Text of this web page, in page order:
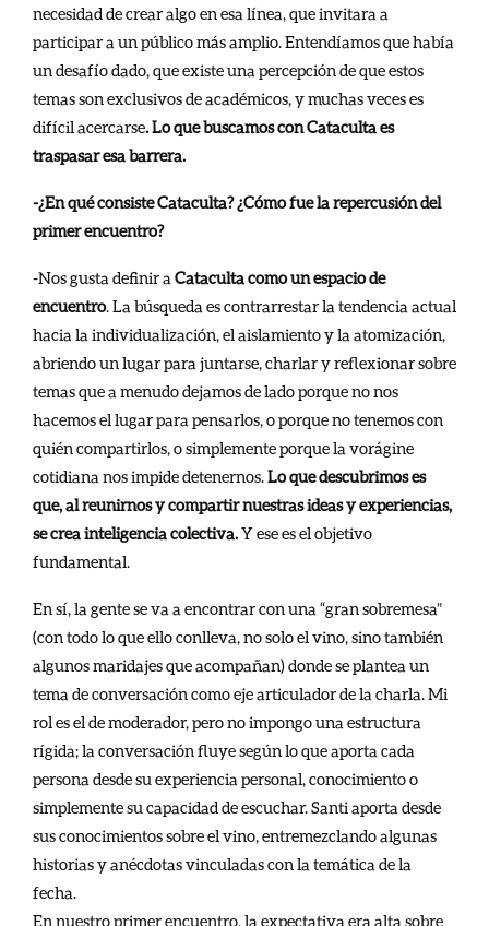
necesidad de crear algo en esa línea, que invitara a
participar a un público más amplio. Entendíamos que había
un desafío dado, que existe una percepción de que estos
temas son exclusivos de académicos, y muchas veces es
difícil acercarse. Lo que buscamos con Cataculta es
traspasar esa barrera.
-¿En qué consiste Cataculta? ¿Cómo fue la repercusión del
primer encuentro?
-Nos gusta definir a Cataculta como un espacio de
encuentro. La búsqueda es contrarrestar la tendencia actual
hacia la individualización, el aislamiento y la atomización,
abriendo un lugar para juntarse, charlar y reflexionar sobre
temas que a menudo dejamos de lado porque no nos
hacemos el lugar para pensarlos, o porque no tenemos con
quién compartirlos, o simplemente porque la vorágine
cotidiana nos impide detenernos.Lo que descubrimos es
que, al reunirnos y compartir nuestras ideas y experiencias,
se crea inteligencia colectiva.Y ese es el objetivo
fundamental.
En sí, la gente se va a encontrar con una “gran sobremesa”
(con todo lo que ello conlleva, no solo el vino, sino también
algunos maridajes que acompañan) donde se plantea un
tema de conversación como eje articulador de la charla. Mi
rol es el de moderador, pero no impongo una estructura
rígida; la conversación fluye según lo que aporta cada
persona desde su experiencia personal, conocimiento o
simplemente su capacidad de escuchar. Santi aporta desde
sus conocimientos sobre el vino, entremezclando algunas
historias y anécdotas vinculadas con la temática de la
fecha.
En nuestro primer encuentro, la expectativa era alta sobre